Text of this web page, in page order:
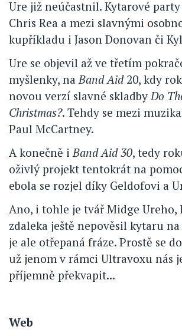
Ure již neúčastnil. Kytarové
Chris Rea a mezi slavnými
kupříkladu i Jason Donovan či
Ure se objevil až ve třetím
myšlenky, naBand Aid20, kdy
novou verzí slavné skladbyDo
Christmas?. Tehdy se mezi
Paul McCartney.
A konečně iBand Aid 30, tedy
oživlý projekt tentokrát na
ebola se rozjel díky Geldofovi a
Ano, i tohle je tvář Midge Ureho,
zdaleka ještě nepověsil kytaru
je ale otřepaná fráze. Prostě se
už jenom v rámci Ultravoxu nás
příjemně překvapit...
Web